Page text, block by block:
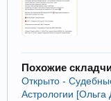
Похожие
Открыто -
Астрологии